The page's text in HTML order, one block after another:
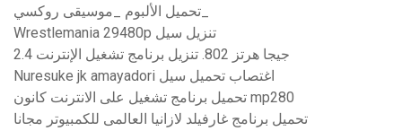
Wrestlemania 29480p تنزيل سيل
2.4 جيجا هرتز 802. تنزيل برنامج تشغيل الإنترنت
Nuresuke jk amayadori اغتصاب تحميل سيل
تحميل برنامج تشغيل على الانترنت كانون mp280
تحميل برنامج غارفيلد لازانيا العالمى للكمبيوتر مجانا